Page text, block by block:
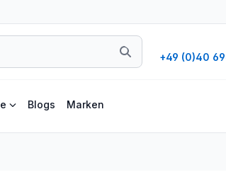
+49 (0)40
Blogs Marken